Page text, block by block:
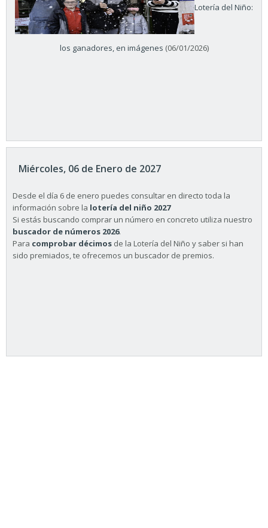
Lotería del Niño:
los ganadores, en imágenes (06/01/2026)
Miércoles, 06 de Enero de 2027
Desde el día 6 de enero puedes consultar en directo toda la
información sobre la lotería del niño 2027
Si estás buscando comprar un número en concreto utiliza nuestro
buscador de números 2026.
Para comprobar décimos de la Lotería del Niño y saber si han
sido premiados, te ofrecemos un buscador de premios.